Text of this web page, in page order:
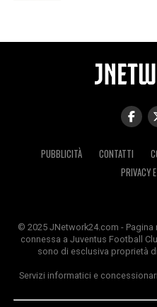
PUBBLICITÀ CONTATTI
PRIVACY
© 2025 JNetwork24.com -
connessa a Juventus Football
sono di esclusiva proprietà
Servizi informatici e